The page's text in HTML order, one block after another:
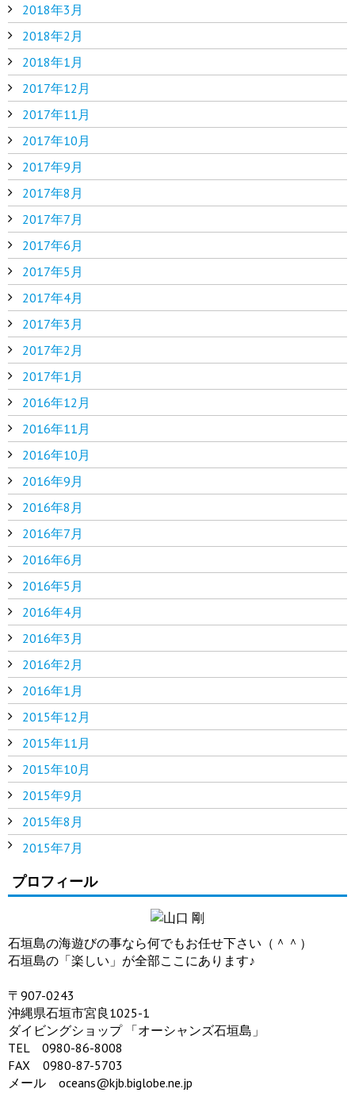
2018年3月
2018年2月
2018年1月
2017年12月
2017年11月
2017年10月
2017年9月
2017年8月
2017年7月
2017年6月
2017年5月
2017年4月
2017年3月
2017年2月
2017年1月
2016年12月
2016年11月
2016年10月
2016年9月
2016年8月
2016年7月
2016年6月
2016年5月
2016年4月
2016年3月
2016年2月
2016年1月
2015年12月
2015年11月
2015年10月
2015年9月
2015年8月
2015年7月
プロフィール
石垣島の海遊びの事なら何でもお任せ下さい（＾＾）
石垣島の「楽しい」が全部ここにあります♪
〒907-0243
沖縄県石垣市宮良1025-1
ダイビングショップ 「オーシャンズ石垣島」
TEL 0980-86-8008
FAX 0980-87-5703
メール oceans@kjb.biglobe.ne.jp